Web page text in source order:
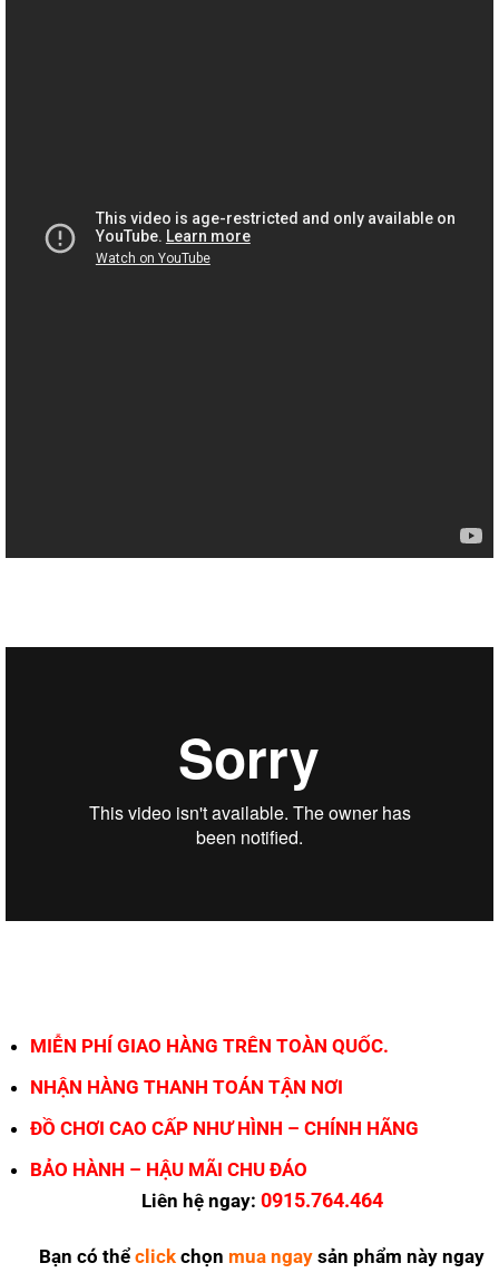
MIỄN PHÍ GIAO HÀNG TRÊN TOÀN QUỐC.
NHẬN HÀNG THANH TOÁN TẬN NƠI
ĐỒ CHƠI CAO CẤP NHƯ HÌNH – CHÍNH HÃNG
BẢO HÀNH – HẬU MÃI CHU ĐÁO
Liên hệ ngay: 0915.764.464
Bạn có thểclick chọn mua ngay sản phẩm này ngay